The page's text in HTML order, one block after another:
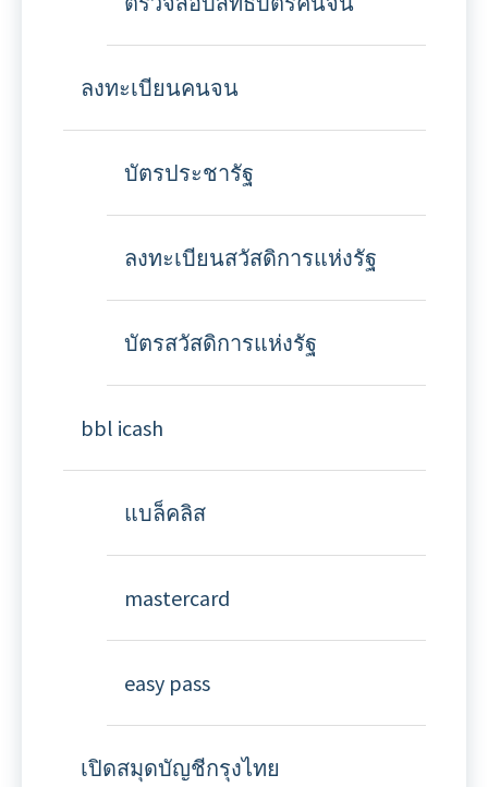
ลงทะเบียนคนจน
บัตรประชารัฐ
ลงทะเบียนสวัสดิการแห่งรัฐ
บัตรสวัสดิการแห่งรัฐ
bbl icash
แบล็คลิส
mastercard
easy pass
เปิดสมุดบัญชีกรุงไทย